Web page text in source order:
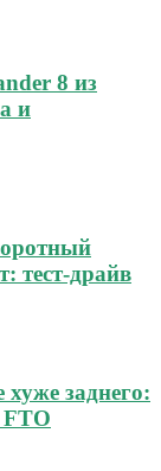
8 из
и
тест-драйв
заднего: